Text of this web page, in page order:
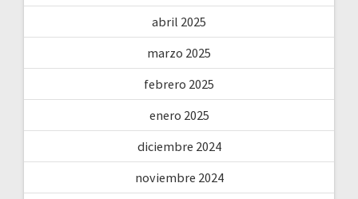
abril 2025
marzo 2025
febrero 2025
enero 2025
diciembre 2024
noviembre 2024